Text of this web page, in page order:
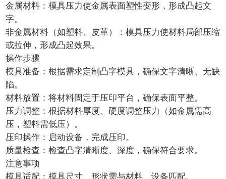
金属材料：模具压力使金属表面塑性变形，形成凸起文
字。
非金属材料（如塑料、皮革）：模具压力使材料局部压缩
或拉伸，形成凸起效果。
操作步骤
模具准备：根据需求定制凸字模具，确保文字清晰、无缺
陷。
材料放置：将材料固定于压印平台，确保表面平整。
压力调整：根据材料厚度、硬度调整压力（如金属需高
压，塑料需低压）。
压印操作：启动设备，完成压印。
质量检查：检查凸字清晰度、深度，确保符合要求。
注意事项
模具适配：模具尺寸、形状需与材料、设备匹配。